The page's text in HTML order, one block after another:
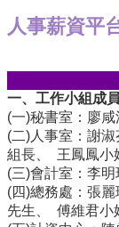
首
臺
大
校
訊
English
網
站
導
人事薪資平
一、工作小組成員
(一)秘書室：廖
(二)人事室：謝
組長、 王鳳鳳小
(三)會計室：李
(四)總務處：張
先生、 傅維君小